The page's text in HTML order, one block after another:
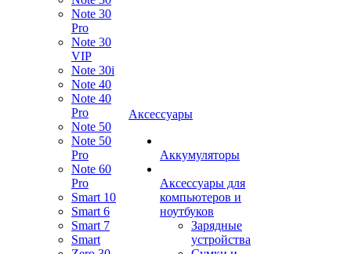
Note 30
Pro
Note 30
VIP
Note 30i
Note 40
Note 40
Pro
Note 50
Note 50
Pro
Note 60
Pro
Smart 10
Smart 6
Smart 7
Smart
Аксессуары
Аккумуляторы
Аксессуары для
компьютеров и
ноутбуков
Зарядные
устройства